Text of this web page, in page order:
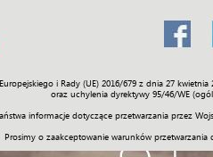
i Rady (UE) 2016/679 z dnia 27
oraz uchylenia dyrektywy 95/46/WE
informacje dotyczące przetwarzania przez
Prosimy o zaakceptowanie warunków
Prawo Świat Społeczność